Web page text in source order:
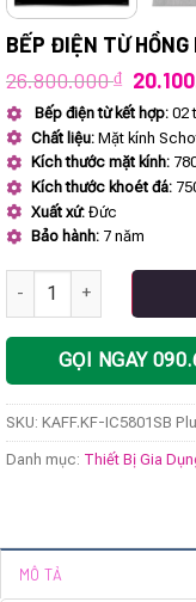
BẾP ĐIỆN TỪ
26.800.000₫ Giá
gốc
là:
Bếp điện từ kết hợp: 02
Chất liệu: Mặt kính
Kích thước mặt kính:
Kích thước khoét đá:
Xuất xứ: Đức
Bảo hành: 7 năm
Bếp điện từ hồng ngoại
GỌI NGAY
SKU: KAFF.KF-IC5801SB
Danh mục: Thiết Bị Gia
MÔ TẢ